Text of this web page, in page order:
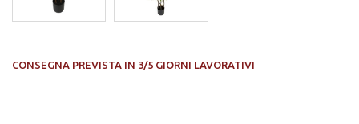
CONSEGNA PREVISTA IN 3/5 GIORNI LAVORATIVI